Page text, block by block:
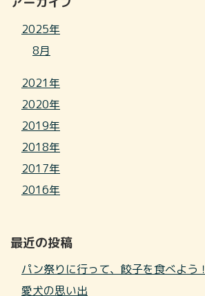
2025年
8月
2021年
2020年
2019年
2018年
2017年
2016年
最近の投稿
パン祭りに行って、餃子を食べよう！
愛犬の思い出